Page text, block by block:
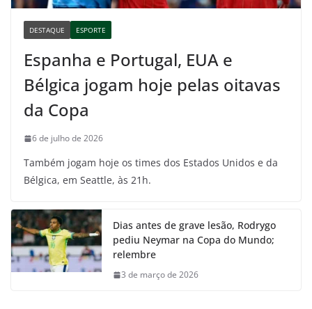
DESTAQUE ESPORTE
Espanha e Portugal, EUA e
Bélgica jogam hoje pelas oitavas
da Copa
6 de julho de 2026
Também jogam hoje os times dos Estados Unidos e da
Bélgica, em Seattle, às 21h.
Dias antes de grave lesão, Rodrygo
pediu Neymar na Copa do Mundo;
relembre
3 de março de 2026